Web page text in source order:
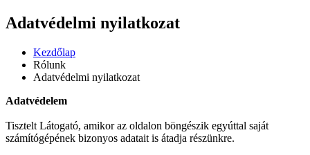
Adatvédelmi nyilatkozat
Kezdőlap
Rólunk
Adatvédelmi nyilatkozat
Adatvédelem
Tisztelt Látogató, amikor az oldalon böngészik egyúttal saját
számítógépének bizonyos adatait is átadja részünkre.